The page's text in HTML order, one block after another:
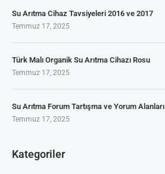
Su Arıtma Cihaz Tavsiyeleri 2016 ve 2017
Temmuz 17, 2025
Türk Malı Organik Su Arıtma Cihazı Rosu
Temmuz 17, 2025
Su Arıtma Forum Tartışma ve Yorum Alanları
Temmuz 17, 2025
Kategoriler